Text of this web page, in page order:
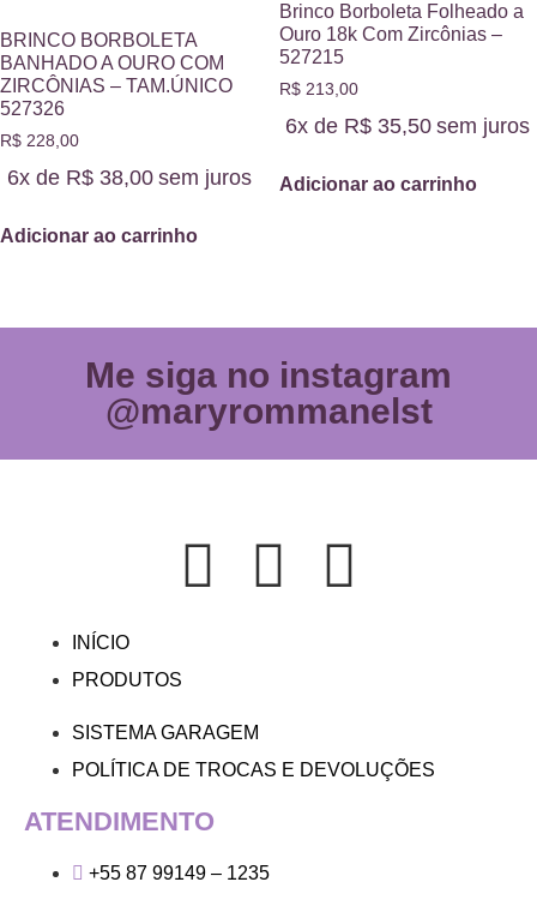
BRINCO BORBOLETA
BANHADO A OURO COM
ZIRCÔNIAS – TAM.ÚNICO
527326
R$ 228,00
6x de R$38,00 sem juros
Adicionar ao carrinho
Brinco Borboleta Folheado a
Ouro 18k Com Zircônias –
527215
R$213,00
6x de R$ 35,50 sem juros
Adicionar ao carrinho
Me siga no instagram
@maryrommanelst
INÍCIO
PRODUTOS
SISTEMA GARAGEM
POLÍTICA DE TROCAS E DEVOLUÇÕES
ATENDIMENTO
+55 87 99149 – 1235